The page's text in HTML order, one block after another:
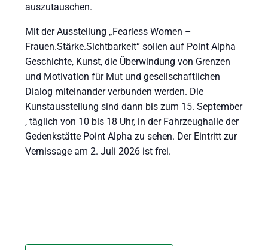
auszutauschen.
Mit der Ausstellung „Fearless Women –
Frauen.Stärke.Sichtbarkeit“ sollen auf Point Alpha
Geschichte, Kunst, die Überwindung von Grenzen
und Motivation für Mut und gesellschaftlichen
Dialog miteinander verbunden werden. Die
Kunstausstellung sind dann bis zum 15. September
, täglich von 10 bis 18 Uhr, in der Fahrzeughalle der
Gedenkstätte Point Alpha zu sehen. Der Eintritt zur
Vernissage am 2. Juli 2026 ist frei.